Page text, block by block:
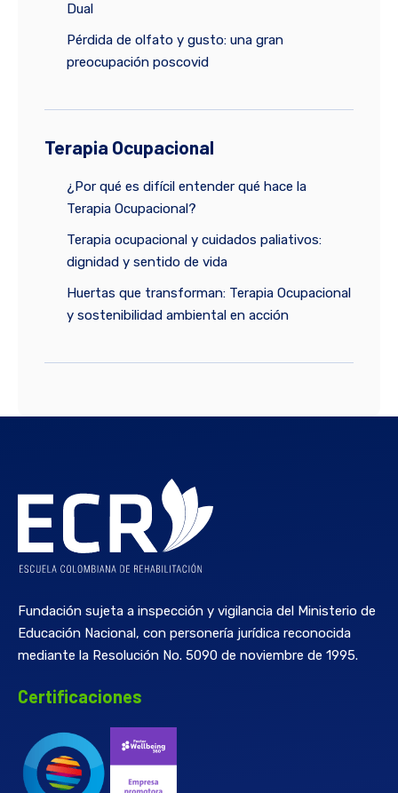
Dual
Pérdida de olfato y gusto: una gran
preocupación poscovid
Terapia Ocupacional
¿Por qué es difícil entender qué hace la
Terapia Ocupacional?
Terapia ocupacional y cuidados paliativos:
dignidad y sentido de vida
Huertas que transforman: Terapia Ocupacional
y sostenibilidad ambiental en acción
Fundación sujeta a inspección y vigilancia del Ministerio de
Educación Nacional, con personería jurídica reconocida
mediante la Resolución No. 5090 de noviembre de 1995.
Certificaciones